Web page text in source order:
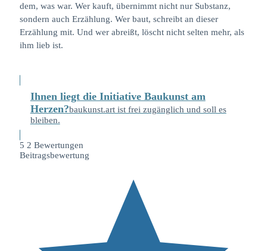
dem, was war. Wer kauft, übernimmt nicht nur Substanz,
sondern auch Erzählung. Wer baut, schreibt an dieser
Erzählung mit. Und wer abreißt, löscht nicht selten mehr, als
ihm lieb ist.
Ihnen liegt die Initiative Baukunst am
Herzen?baukunst.art ist frei zugänglich und soll es
bleiben.
5 2 Bewertungen
Beitragsbewertung